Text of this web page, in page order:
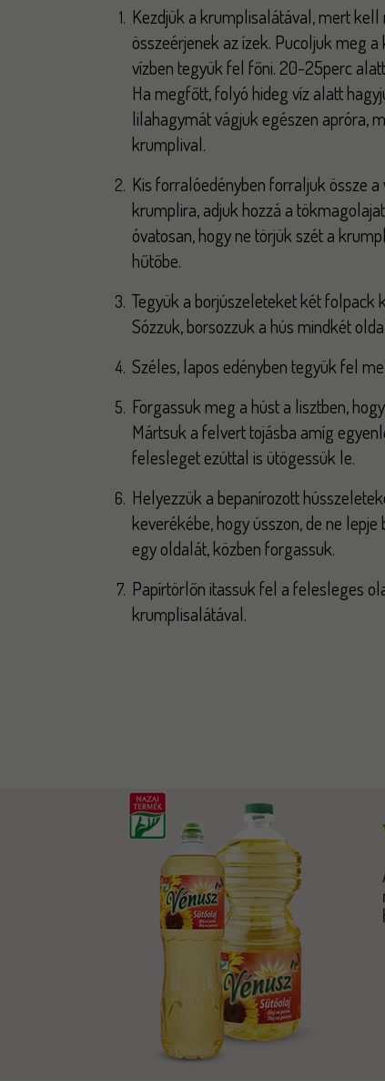
Kezdjük a krumplisalátával, mert
összeérjenek az ízek. Pucoljuk meg
vízben tegyük fel főni. 20-25perc
Ha megfőtt, folyó hideg víz alatt
lilahagymát vágjuk egészen apróra,
krumplival.
Kis forralóedényben forraljuk össze
krumplira, adjuk hozzá a
óvatosan, hogy ne törjük szét a
hűtőbe.
Tegyük a borjúszeleteket két
Sózzuk, borsozzuk a hús mindkét
Széles, lapos edényben tegyük fel
Forgassuk meg a húst a lisztben,
Mártsuk a felvert tojásba amíg
felesleget ezúttal is ütögessük le.
Helyezzük a bepanírozott
keverékébe, hogy ússzon, de ne
egy oldalát, közben forgassuk.
Papírtörlőn itassuk fel a felesleges
krumplisalátával.